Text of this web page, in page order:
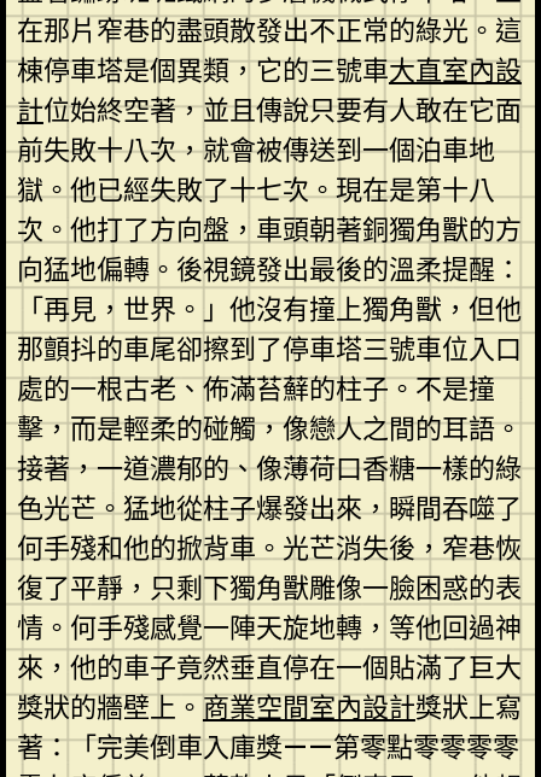
在那片窄巷的盡頭散發出不正常的綠光。這
棟停車塔是個異類，它的三號車大直室內設
計位始終空著，並且傳說只要有人敢在它面
前失敗十八次，就會被傳送到一個泊車地
獄。他已經失敗了十七次。現在是第十八
次。他打了方向盤，車頭朝著銅獨角獸的方
向猛地偏轉。後視鏡發出最後的溫柔提醒：
「再見，世界。」他沒有撞上獨角獸，但他
那顫抖的車尾卻擦到了停車塔三號車位入口
處的一根古老、佈滿苔蘚的柱子。不是撞
擊，而是輕柔的碰觸，像戀人之間的耳語。
接著，一道濃郁的、像薄荷口香糖一樣的綠
色光芒。猛地從柱子爆發出來，瞬間吞噬了
何手殘和他的掀背車。光芒消失後，窄巷恢
復了平靜，只剩下獨角獸雕像一臉困惑的表
情。何手殘感覺一陣天旋地轉，等他回過神
來，他的車子竟然垂直停在一個貼滿了巨大
獎狀的牆壁上。商業空間室內設計獎狀上寫
著：「完美倒車入庫獎——第零點零零零零